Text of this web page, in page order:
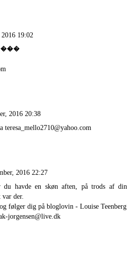
2016 19:02
2016 20:38
2016 22:27
havde en skøn aften, på trods af din
der.
følger dig på bloglovin - Louise Teenberg
jorgensen@live.dk